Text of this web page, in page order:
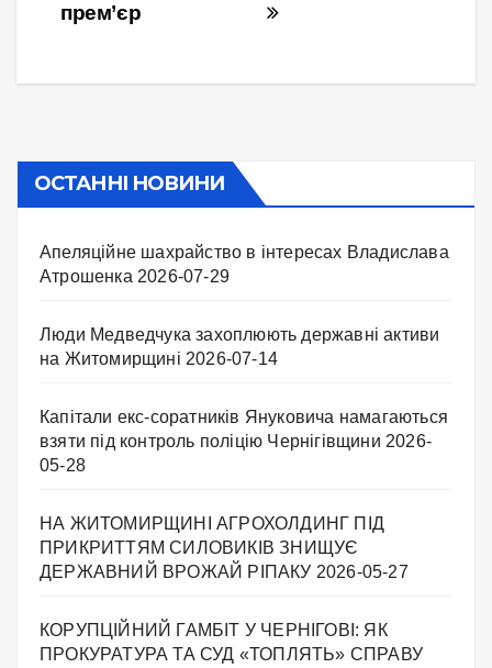
прем’єр
ОСТАННІ НОВИНИ
Апеляційне шахрайство в інтересах Владислава
Атрошенка 2026-07-29
Люди Медведчука захоплюють державні активи
на Житомирщині 2026-07-14
Капітали екс-соратників Януковича намагаються
взяти під контроль поліцію Чернігівщини 2026-
05-28
НА ЖИТОМИРЩИНІ АГРОХОЛДИНГ ПІД
ПРИКРИТТЯМ СИЛОВИКІВ ЗНИЩУЄ
ДЕРЖАВНИЙ ВРОЖАЙ РІПАКУ ​ 2026-05-27
КОРУПЦІЙНИЙ ГАМБІТ У ЧЕРНІГОВІ: ЯК
ПРОКУРАТУРА ТА СУД «ТОПЛЯТЬ» СПРАВУ